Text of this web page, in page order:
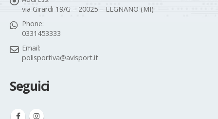
Address:
via Girardi 19/G – 20025 – LEGNANO (MI)
Phone:
0331453333
Email: